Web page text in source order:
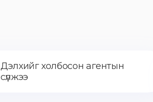
Дэлхийг холбосон агентын
сүлжээ